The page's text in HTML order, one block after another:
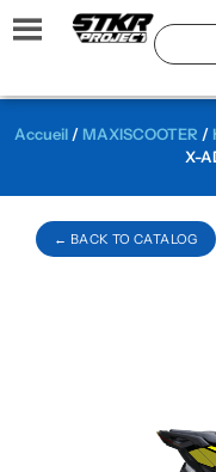
← BACK TO CATALOG
Accueil/ MAXISCOOTER /
X-